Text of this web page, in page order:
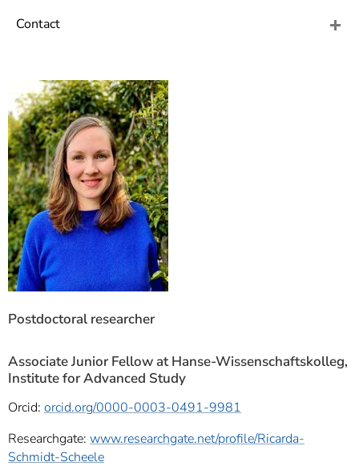
Contact
Postdoctoral researcher
Associate Junior Fellow at Hanse-Wissenschaftskolleg,
Institute for Advanced Study
Orcid: orcid.org/0000-0003-0491-9981
Researchgate: www.researchgate.net/profile/Ricarda-
Schmidt-Scheele